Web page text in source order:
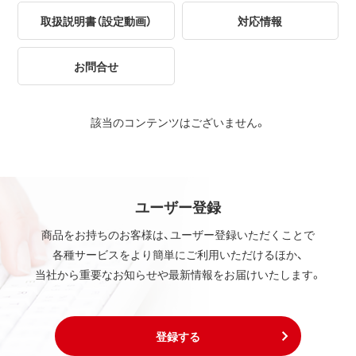
取扱説明書（設定動画） 対応情報
お問合せ
該当のコンテンツはございません。
ユーザー登録
商品をお持ちのお客様は、ユーザー登録いただくことで
各種サービスをより簡単にご利用いただけるほか、
当社から重要なお知らせや最新情報をお届けいたします。
登録する